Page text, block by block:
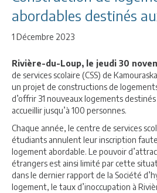
abordables destinés
1 Décembre 2023
Rivière-du-Loup, le jeudi 30
de services scolaire (CSS) de
un projet de constructions de
d’offrir 31 nouveaux logements
accueillir jusqu’à 100 personnes.
Chaque année, le centre de services
étudiants annulent leur inscription
logement abordable. Le pouvoir
étrangers est ainsi limité par cette
dans le dernier rapport de la Société
logement, le taux d’inoccupation à